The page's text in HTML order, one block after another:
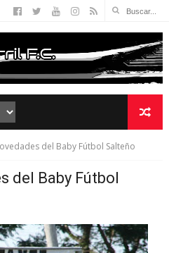
del Baby Fútbol Salteño
del Baby Fútbol